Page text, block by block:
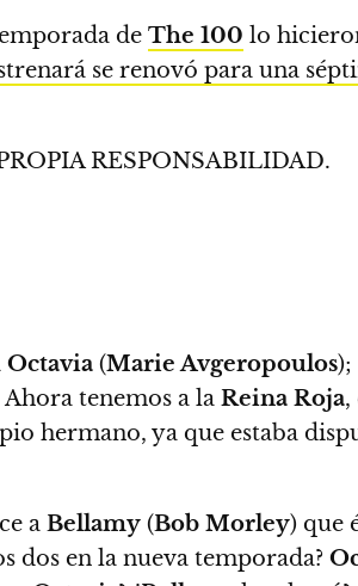
de The 100 lo
se renovó para una
RESPONSABILIDAD.
Octavia (Marie Avgeropoulos);
Ahora tenemos a la Reina Roja,
hermano, ya que estaba
a Bellamy (Bob Morley) que
dos en la nueva temporada?